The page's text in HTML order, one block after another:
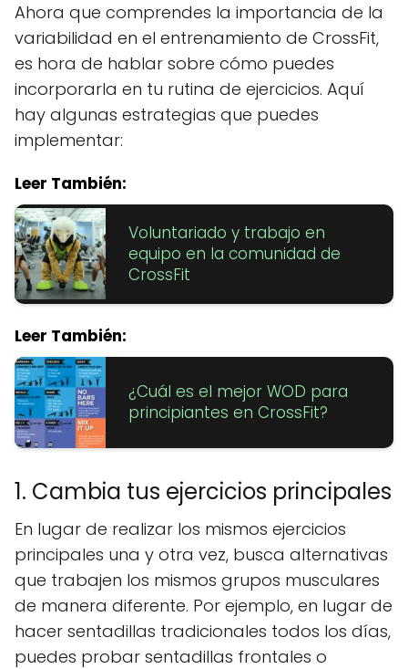
Ahora que comprendes la importancia de la
variabilidad en el entrenamiento de CrossFit,
es hora de hablar sobre cómo puedes
incorporarla en tu rutina de ejercicios. Aquí
hay algunas estrategias que puedes
implementar:
Leer También:
Voluntariado y trabajo en
equipo en la comunidad de
CrossFit
Leer También:
¿Cuál es el mejor WOD para
principiantes en CrossFit?
1. Cambia tus ejercicios principales
En lugar de realizar los mismos ejercicios
principales una y otra vez, busca alternativas
que trabajen los mismos grupos musculares
de manera diferente. Por ejemplo, en lugar de
hacer sentadillas tradicionales todos los días,
puedes probar sentadillas frontales o